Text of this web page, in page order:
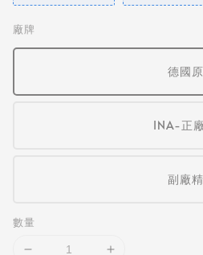
廠牌
德國
INA-正
副廠
數量